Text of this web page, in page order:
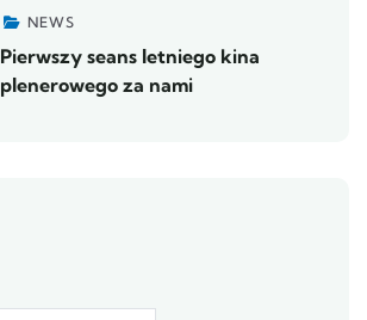
NEWS
Pierwszy seans letniego kina
plenerowego za nami